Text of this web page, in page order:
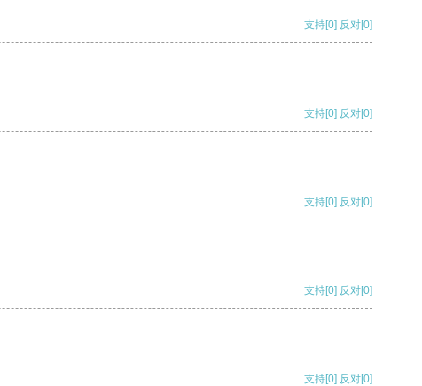
支持[0] 反对[0]
支持[0] 反对[0]
支持[0] 反对[0]
支持[0] 反对[0]
支持[0] 反对[0]